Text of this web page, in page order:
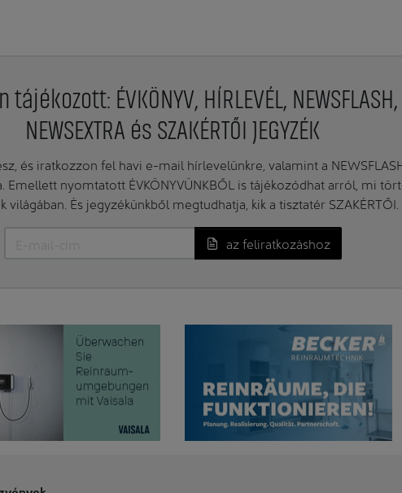
tájékozott: ÉVKÖNYV, HÍRLEVÉL, NEWSFLASH,
NEWSEXTRA és SZAKÉRTŐI JEGYZÉK
és iratkozzon fel havi e-mail hírlevelünkre, valamint a
Emellett nyomtatott ÉVKÖNYVÜNKBŐL is tájékozódhat arról, mi
világában. És jegyzékünkből megtudhatja, kik a tisztatér SZAKÉRTŐI.
az feliratkozáshoz